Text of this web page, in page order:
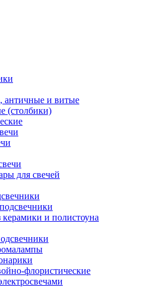
античные и витые
(столбики)
для свечей
и полистоуна
флористические